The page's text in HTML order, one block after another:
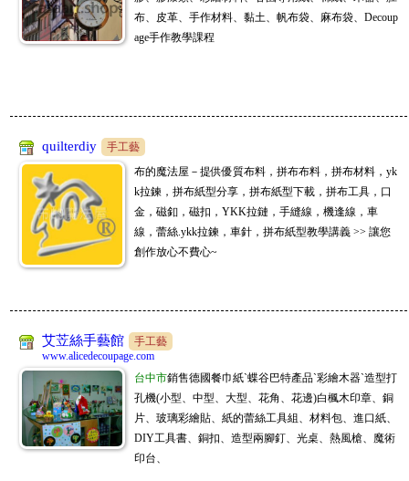
一件起批,長期徽招代理批發,大量批價可洽談喔
08/02 購物商城 5800精品批發商 www.5800.com.tw
每日海量上新 一件全球代發， 5800精品批發商 LINE：dj82703
一件起批,長期徽招代理批發,大量批價可洽談喔
08/01 購物商城 勵瑪全球團購批發
台中百坪實體廠房可自取，一件起批無需繳交入會費，徵實力團媽及想賺第
二份收入的你！加入LINE客服@lima888
08/01 購物商城 JM批發大盤商 www.sofeelco.com
促銷9折,每天刊登新款,敬請關注,全網批發價,頂級原單精品上遊貨源供貨廠商,
一件起批,長期徽招代理批發,大量批價可洽談喔
08/01 購物商城 JL全球代購
天上新品 😁ID 0908123186 或搜尋 JL全球代購 或 www. kitty888.com.tw
台中百坪實體廠房可自取，一件起批無需繳交入會費，徵實力團媽及想賺第
二份收入的你！加入LINE客服@lima888
07/31 購物商城 家加購GAGAGO
📢新北批發百坪倉庫!一手供貨，寢具家飾、生活五金千種商品，招收直播
主、團媽、自取店 客服ID:scgagago01
07/31 手工藝 冠亦商行
冠亦商行手工皂材料專業分售，請至商店搜尋"冠亦商行"就能找到我們囉! 滿
額贈精油，快來選購喲
07/31 購物商城 JL全球代購 www.kitty888.com.tw
天上新品 😁ID 0908123186 或搜尋 JL全球代購 或 www. kitty888.co
布、皮革、手作材料、黏土、帆布袋、麻布袋、Decoup
age手作教學課程
quilterdiy
手工藝
布的魔法屋－提供優質布料，拼布布料，拼布材料，yk
k拉鍊，拼布紙型分享，拼布紙型下載，拼布工具，口
金，磁釦，磁扣，YKK拉鏈，手縫線，機逢線，車
線，蕾絲.ykk拉鍊，車針，拼布紙型教學講義 >> 讓您
創作放心不費心~
艾苙絲手藝館
手工藝
www.alicedecoupage.com
台中市銷售德國餐巾紙ˋ蝶谷巴特產品ˋ彩繪木器ˋ造型打
孔機(小型、中型、大型、花角、花邊)白楓木印章、銅
片、玻璃彩繪貼、紙的蕾絲工具組、材料包、進口紙、
DIY工具書、銅扣、造型兩腳釘、光桌、熱風槍、魔術
印台、